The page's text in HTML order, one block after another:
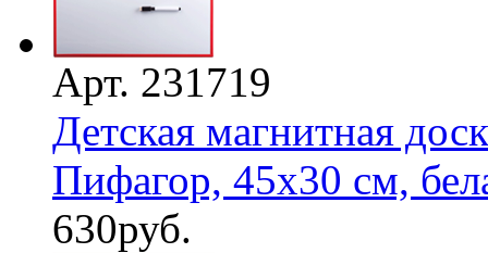
Арт. 231719
Детская магнитная
Пифагор, 45х30 см,
630руб.